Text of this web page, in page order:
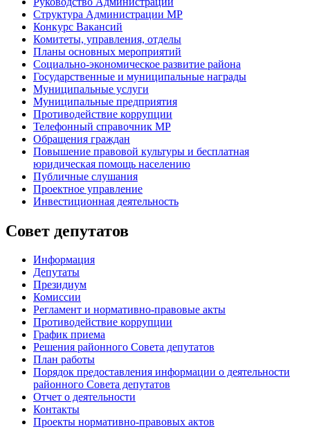
Структура Администрации МР
Конкурс Вакансий
Комитеты, управления, отделы
Планы основных мероприятий
Социально-экономическое развитие района
Государственные и муниципальные награды
Муниципальные услуги
Муниципальные предприятия
Противодействие коррупции
Телефонный справочник МР
Обращения граждан
Повышение правовой культуры и бесплатная
юридическая помощь населению
Публичные слушания
Проектное управление
Инвестиционная деятельность
Совет депутатов
Информация
Депутаты
Президиум
Комиссии
Регламент и нормативно-правовые акты
Противодействие коррупции
График приема
Решения районного Совета депутатов
План работы
Порядок предоставления информации о деятельности
районного Совета депутатов
Отчет о деятельности
Контакты
Проекты нормативно-правовых актов